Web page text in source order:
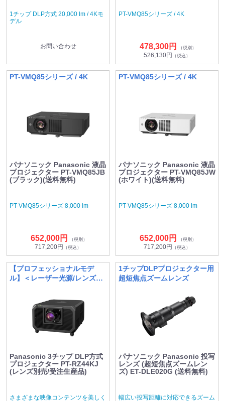
1チップ DLP方式 20,000 lm / 4Kモ
デル
お問い合わせ
PT-VMQ85シリーズ / 4K
478,300円 （税別）
526,130円 （税込）
PT-VMQ85シリーズ / 4K
パナソニック Panasonic 液晶
プロジェクター PT-VMQ85JB
(ブラック)(送料無料)
PT-VMQ85シリーズ 8,000 lm
652,000円 （税別）
717,200円 （税込）
PT-VMQ85シリーズ / 4K
パナソニック Panasonic 液晶
プロジェクター PT-VMQ85JW
(ホワイト)(送料無料)
PT-VMQ85シリーズ 8,000 lm
652,000円 （税別）
717,200円 （税込）
【プロフェッショナルモデ
ル】＜レーザー光源/レンズ別
Panasonic 3チップ DLP方式
プロジェクター PT-RZ44KJ
(レンズ別売/受注生産品)
さまざまな映像コンテンツを美しく
1チップDLPプロジェクター用
超短焦点ズームレンズ
パナソニック Panasonic 投写
レンズ (超短焦点ズームレン
ズ) ET-DLE020G (送料無料)
幅広い投写距離に対応できるズーム